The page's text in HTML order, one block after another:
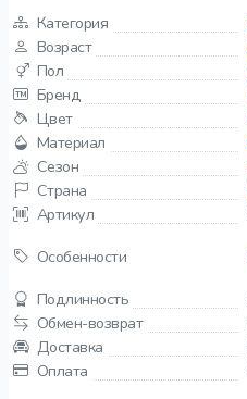
Категория
Возраст
Пол
Бренд
Цвет
Материал
Сезон
Страна
Артикул
Особенности
Подлинность
Обмен-возврат
Доставка
Оплата